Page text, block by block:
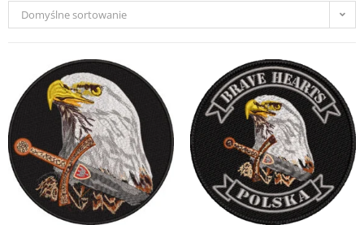
Domyślne sortowanie